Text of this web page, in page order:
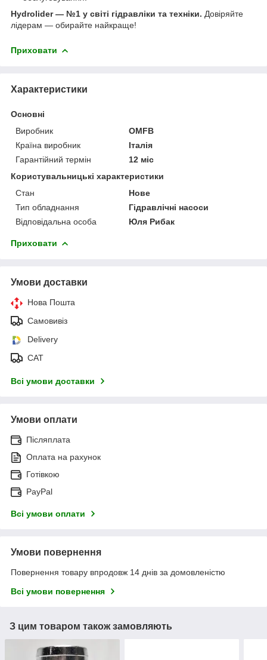
Hydrolider — №1 у світі гідравліки та техніки. Довіряйте
лідерам — обирайте найкраще!
Приховати
Характеристики
Основні
Виробник
OMFB
Країна виробник
Італія
Гарантійний термін
12 міс
Користувальницькі характеристики
Стан
Нове
Тип обладнання
Гідравлічні насоси
Відповідальна особа
Юля Рибак
Приховати
Умови доставки
Нова Пошта
Самовивіз
Delivery
САТ
Всі умови доставки
Умови оплати
Післяплата
Оплата на рахунок
Готівкою
PayPal
Всі умови оплати
Умови повернення
Повернення товару впродовж 14 днів за домовленістю
Всі умови повернення
З цим товаром також замовляють